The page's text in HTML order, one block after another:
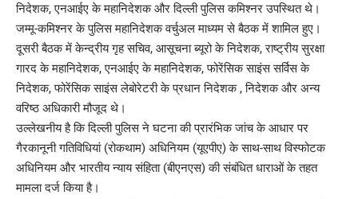
निदेशक, एनआईए के महानिदेशक और दिल्ली पुलिस कमिश्नर उपस्थित थे।
जम्मू-कमिश्नर के पुलिस महानिदेशक वर्चुअल माध्यम से बैठक में शामिल हुए।
दूसरी बैठक में केन्द्रीय गृह सचिव, आसूचना ब्यूरो के निदेशक, राष्ट्रीय सुरक्षा
गारद के महानिदेशक, एनआईए के महानिदेशक, फोरेंसिक साइंस सर्विस के
निदेशक, फोरेंसिक साइंस लेबोरेटरी के प्रधान निदेशक , निदेशक और अन्य
वरिष्ठ अधिकारी मौजूद थे।
उल्लेखनीय है कि दिल्ली पुलिस ने घटना की प्रारंभिक जांच के आधार पर
गैरकानूनी गतिविधियां (रोकथाम) अधिनियम (यूएपीए) के साथ-साथ विस्फोटक
अधिनियम और भारतीय न्याय संहिता (बीएनएस) की संबंधित धाराओं के तहत
मामला दर्ज किया है।